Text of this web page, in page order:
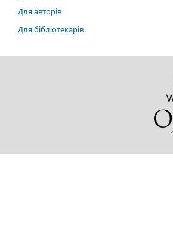
Для авторів
Для бібліотекарів